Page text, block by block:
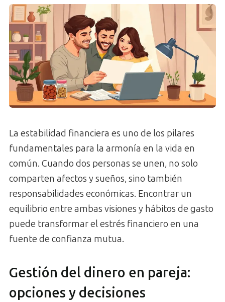
La estabilidad financiera es uno de los pilares
fundamentales para la armonía en la vida en
común. Cuando dos personas se unen, no solo
comparten afectos y sueños, sino también
responsabilidades económicas. Encontrar un
equilibrio entre ambas visiones y hábitos de gasto
puede transformar el estrés financiero en una
fuente de confianza mutua.
Gestión del dinero en pareja:
opciones y decisiones